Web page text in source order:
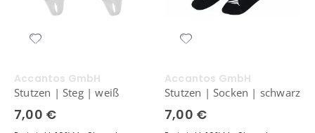
Accantos GmbH
Stutzen | Steg | weiß
7,00 €
Accantos GmbH
Stutzen | Socken | schwarz
7,00 €